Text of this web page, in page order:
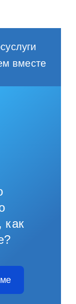
вместе
как